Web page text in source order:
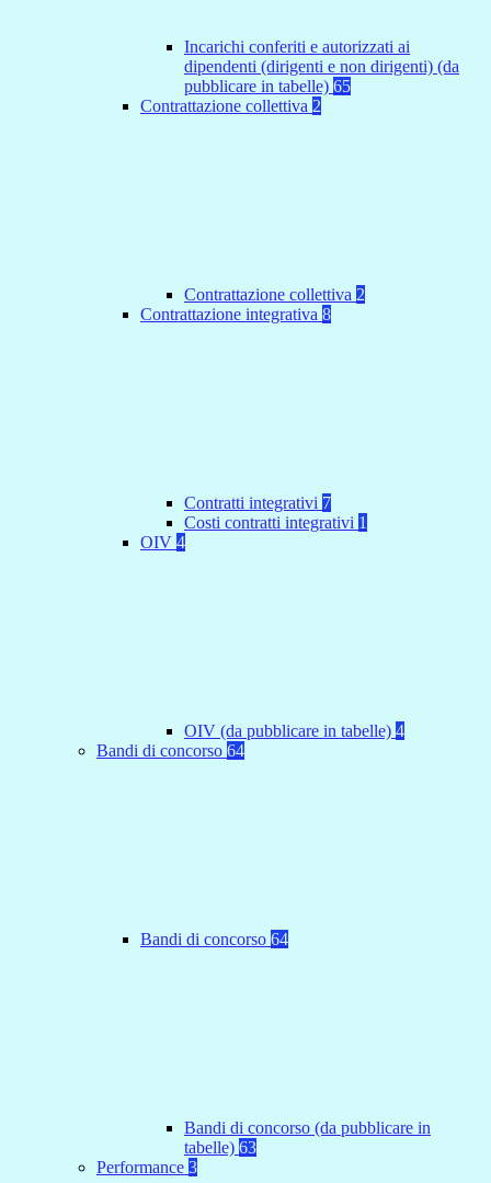
Incarichi conferiti e autorizzati ai
dipendenti (dirigenti e non dirigenti) (da
pubblicare in tabelle) 65
Contrattazione collettiva 2
Contrattazione collettiva 2
Contrattazione integrativa 8
Contratti integrativi 7
Costi contratti integrativi 1
OIV 4
OIV (da pubblicare in tabelle) 4
Bandi di concorso 64
Bandi di concorso 64
Bandi di concorso (da pubblicare in
tabelle) 63
Performance 3